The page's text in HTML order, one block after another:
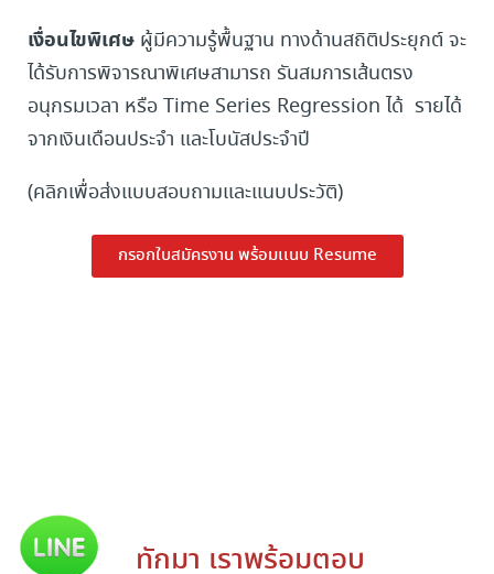
เงื่อนไขพิเศษ ผู้มีความรู้พื้นฐาน ทางด้านสถิติประยุกต์ จะ
ได้รับการพิจารณาพิเศษสามารถ รันสมการเส้นตรง
อนุกรมเวลา หรือ Time Series Regression ได้ รายได้
จากเงินเดือนประจำ และโบนัสประจำปี
(คลิกเพื่อส่งแบบสอบถามและแนบประวัติ)
กรอกใบสมัครงาน พร้อมเเนบ Resume
ทักมา เราพร้อมตอบ